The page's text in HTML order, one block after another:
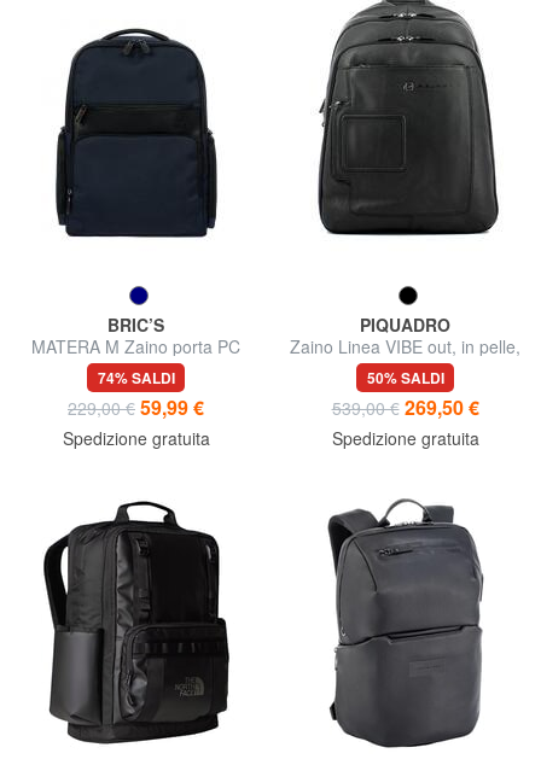
BRIC’S
MATERA M Zaino porta PC
14"
74% SALDI
229,00 € 59,99 €
Spedizione gratuita
PIQUADRO
Zaino Linea VIBE out, in pelle,
porta notebook fino a 13"
50% SALDI
539,00 € 269,50 €
Spedizione gratuita